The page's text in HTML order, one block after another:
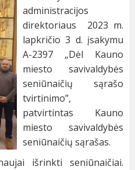
administracijos
direktoriaus 2023 m.
lapkričio 3 d. įsakymu
A-2397 „Dėl Kauno
miesto savivaldybės
seniūnaičių sąrašo
tvirtinimo”,
patvirtintas Kauno
miesto savivaldybės
seniūnaičių sąrašas.
išrinkti seniūnaičiai.